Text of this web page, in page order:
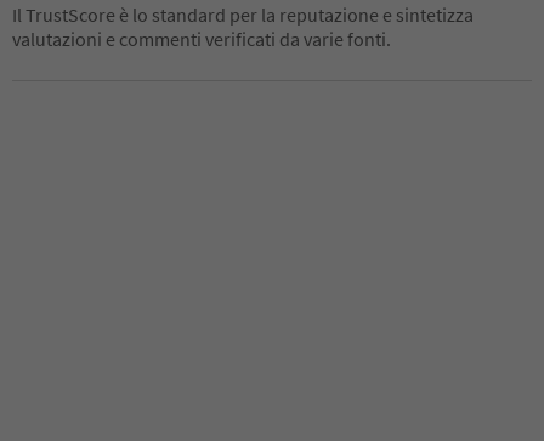
Il TrustScore è lo standard per la reputazione e sintetizza
valutazioni e commenti verificati da varie fonti.